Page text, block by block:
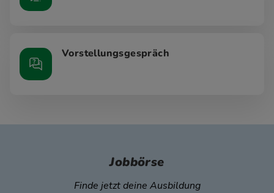
Vorstellungsgespräch
Jobbörse
Finde jetzt deine Ausbildung